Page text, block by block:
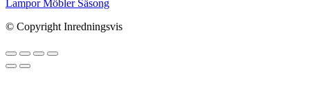
LamporMöbler Säsong
© Copyright Inredningsvis